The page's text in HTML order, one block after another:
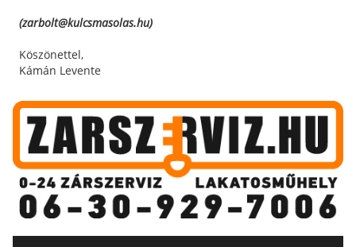
(zarbolt@kulcsmasolas.hu)
Köszönettel,
Kámán Levente